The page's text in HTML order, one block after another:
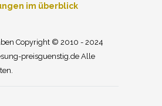
im überblick
Copyright © 2010 - 2024
preisguenstig.de Alle